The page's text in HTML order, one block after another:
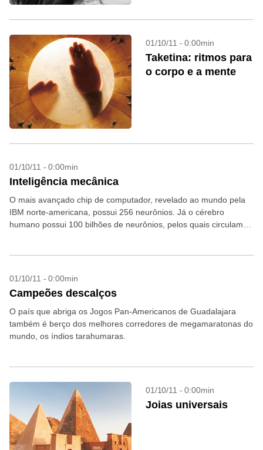
01/10/11 - 0:00min
Taketina: ritmos para
o corpo e a mente
01/10/11 - 0:00min
Inteligência mecânica
O mais avançado chip de computador, revelado ao mundo pela
IBM norte-americana, possui 256 neurônios. Já o cérebro
humano possui 100 bilhões de neurônios, pelos quais circulam
01/10/11 - 0:00min
Campeões descalços
O país que abriga os Jogos Pan-Americanos de Guadalajara
também é berço dos melhores corredores de megamaratonas do
mundo, os índios tarahumaras.
01/10/11 - 0:00min
Joias universais